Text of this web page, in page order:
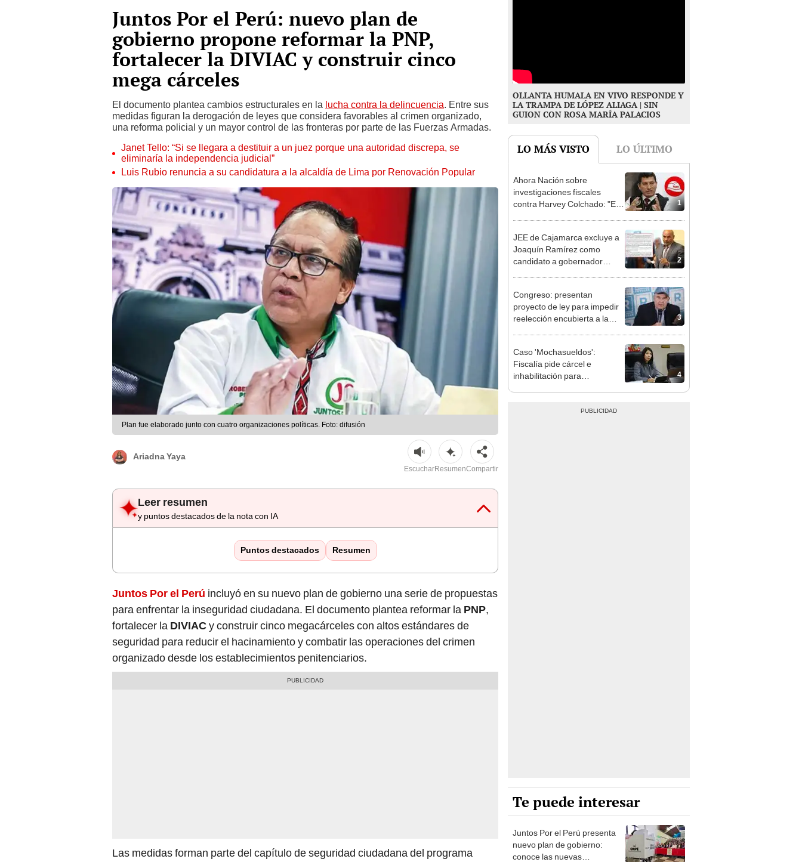
Juntos Por el Perú: nuevo plan de
gobierno propone reformar la PNP,
fortalecer la DIVIAC y construir cinco
mega cárceles
El documento plantea cambios estructurales en la lucha contra la delincuencia. Entre sus
medidas figuran la derogación de leyes que considera favorables al crimen organizado,
una reforma policial y un mayor control de las fronteras por parte de las Fuerzas Armadas.
Janet Tello: “Si se llegara a destituir a un juez porque una autoridad discrepa, se
eliminaría la independencia judicial”
Luis Rubio renuncia a su candidatura a la alcaldía de Lima por Renovación Popular
Plan fue elaborado junto con cuatro organizaciones políticas. Foto: difusión
Ariadna Yaya
EscucharResumenCompartir
Leer resumen
y puntos destacados de la nota con IA
Puntos destacados Resumen
Juntos Por el Perú incluyó en su nuevo plan de gobierno una serie de propuestas
para enfrentar la inseguridad ciudadana. El documento plantea reformar la PNP,
fortalecer la DIVIACy construir cinco megacárceles con altos estándares de
seguridad para reducir el hacinamiento y combatir las operaciones del crimen
organizado desde los establecimientos penitenciarios.
Las medidas forman parte del capítulo de seguridad ciudadana del programa
OLLANTA HUMALA EN VIVO RESPONDE Y
LA TRAMPA DE LÓPEZ ALIAGA | SIN
GUION CON ROSA MARÍA PALACIOS
LO MÁS VISTO LO ÚLTIMO
1
Ahora Nación sobre
investigaciones fiscales
contra Harvey Colchado: "El
2
JEE de Cajamarca excluye a
Joaquín Ramírez como
candidato a gobernador
3
Congreso: presentan
proyecto de ley para impedir
reelección encubierta a la
4
Caso 'Mochasueldos':
Fiscalía pide cárcel e
inhabilitación para
Te puede interesar
Juntos Por el Perú presenta
nuevo plan de gobierno:
conoce las nuevas